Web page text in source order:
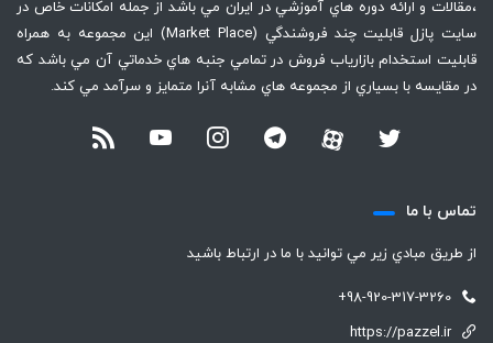
،‌مقالات و ارائه دوره هاي آموزشي در ايران مي باشد از جمله امكانات خاص در
سايت پازل قابليت چند فروشندگي (Market Place) اين مجموعه به همراه
قابليت استخدام بازارياب فروش در تمامي جنبه هاي خدماتي آن مي باشد كه
در مقايسه با بسياري از مجموعه هاي مشابه آنرا متمايز و سرآمد مي كند.
تماس با ما
از طريق مبادي زير مي توانيد با ما در ارتباط باشيد
+98-920-317-3260
https://pazzel.ir